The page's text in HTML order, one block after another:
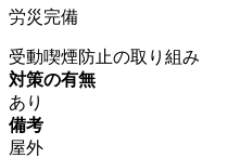
労災完備
受動喫煙防止の取り組み
対策の有無
あり
備考
屋外